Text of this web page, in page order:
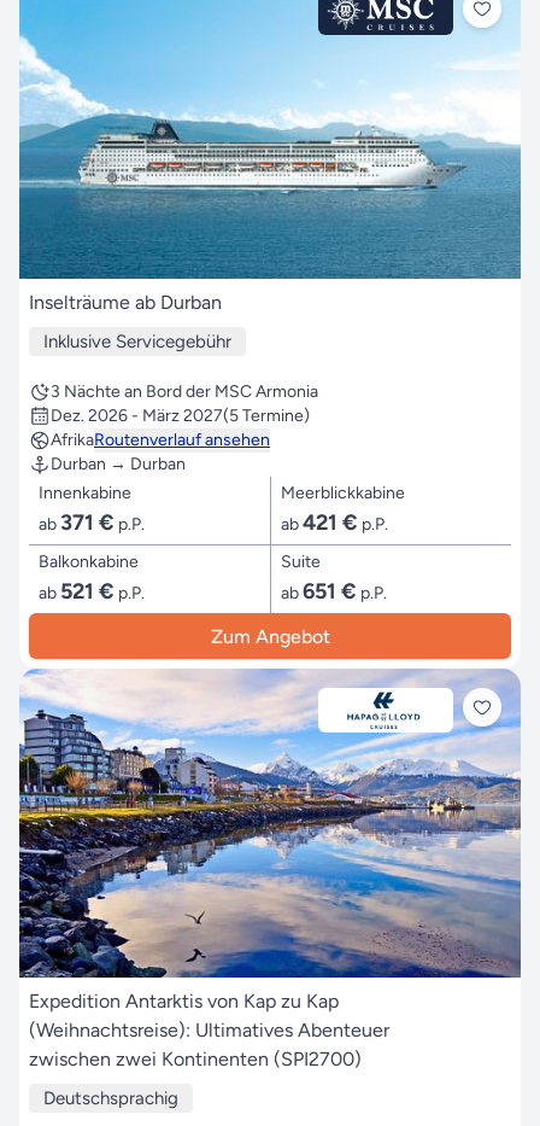
Inselträume ab Durban
Inklusive Servicegebühr
3 Nächte an Bord der MSC Armonia
Dez. 2026 - März 2027(5 Termine)
AfrikaRoutenverlauf ansehen
Durban → Durban
Innenkabine
ab 371 € p.P.
Meerblickkabine
ab421 € p.P.
Balkonkabine
ab 521 € p.P.
Suite
ab651 € p.P.
Zum Angebot
Expedition Antarktis von Kap zu Kap
(Weihnachtsreise): Ultimatives Abenteuer
zwischen zwei Kontinenten (SPI2700)
Deutschsprachig